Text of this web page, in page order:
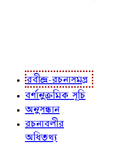
রবীন্দ্র-রচনাসমগ্র
বর্ণানুক্রমিক সূচি
অনুসন্ধান
রচনাবলীর
অধিতথ্য